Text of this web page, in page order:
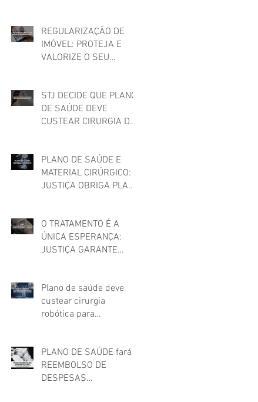
REGULARIZAÇÃO DE
IMÓVEL: PROTEJA E
VALORIZE O SEU
STJ DECIDE QUE PLANO
DE SAÚDE DEVE
CUSTEAR CIRURGIA DE
PLANO DE SAÚDE E
MATERIAL CIRÚRGICO:
JUSTIÇA OBRIGA PLANO
EM CIRURGIA
O TRATAMENTO É A
ÚNICA ESPERANÇA:
JUSTIÇA GARANTE
Plano de saúde deve
custear cirurgia
robótica para
PLANO DE SAÚDE fará
REEMBOLSO DE
DESPESAS